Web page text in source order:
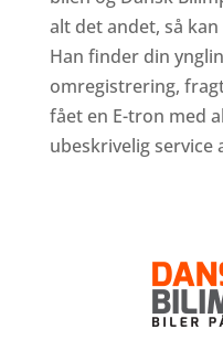
alt det andet, så
Han finder din
omregistrering,
fået en E-tron med
ubeskrivelig service